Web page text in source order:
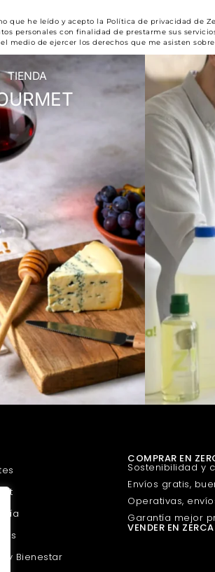
que he leído y acepto la Política de privacidad de
personales con finalidad de prestarme sus
medio de ejercer los derechos que me asisten
TIENDA
y Bienestar
COMPRAR EN
Sostenibilidad y
Envíos gratis,
Operativas,
Garantía mejor
VENDER EN ZERCA